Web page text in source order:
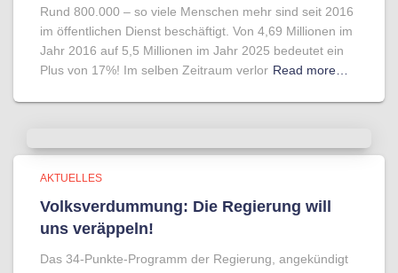
Rund 800.000 – so viele Menschen mehr sind seit 2016
im öffentlichen Dienst beschäftigt. Von 4,69 Millionen im
Jahr 2016 auf 5,5 Millionen im Jahr 2025 bedeutet ein
Plus von 17%! Im selben Zeitraum verlor Read more…
AKTUELLES
Volksverdummung: Die Regierung will
uns veräppeln!
Das 34-Punkte-Programm der Regierung, angekündigt